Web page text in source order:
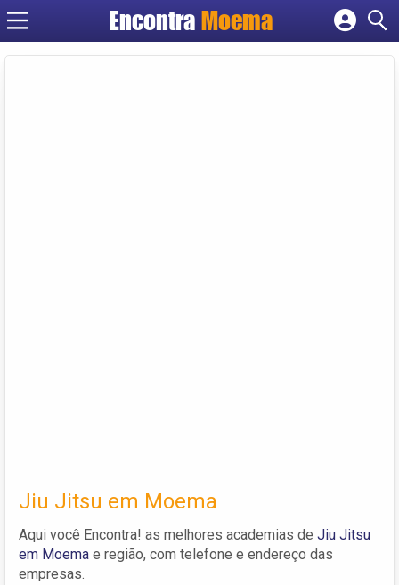
Encontra Moema
Jiu Jitsu em Moema
Aqui você Encontra! as melhores academias de Jiu Jitsu
em Moema e região, com telefone e endereço das
empresas.